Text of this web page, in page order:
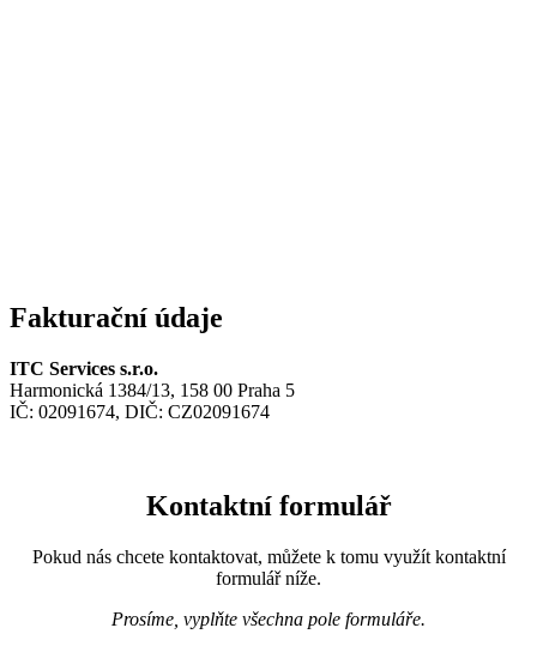
Fakturační údaje
ITC Services s.r.o.
Harmonická 1384/13, 158 00 Praha 5
IČ: 02091674, DIČ: CZ02091674
Kontaktní formulář
Pokud nás chcete kontaktovat, můžete k tomu využít kontaktní
formulář níže.
Prosíme, vyplňte všechna pole formuláře.